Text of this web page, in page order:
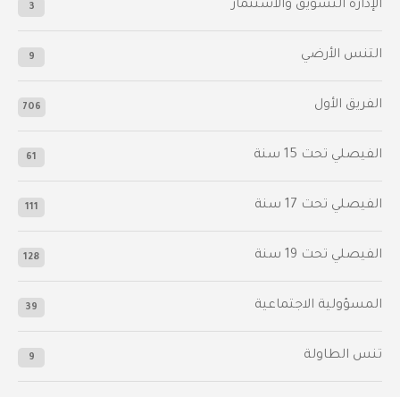
الإدارة التسويق والاستثمار 3
التنس الأرضي 9
الفريق الأول 706
الفيصلي‬⁩ تحت 15 سنة 61
‫الفيصلي‬⁩ تحت 17 سنة 111
الفيصلي‬⁩ تحت 19 سنة 128
المسؤولية الاجتماعية 39
تنس الطاولة 9